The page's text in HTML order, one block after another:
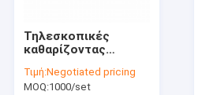
Τηλεσκοπικές
καθαρίζοντας
αυτοκινήτων λαβών
Τιμή:Negotiated pricing
MOQ:1000/set